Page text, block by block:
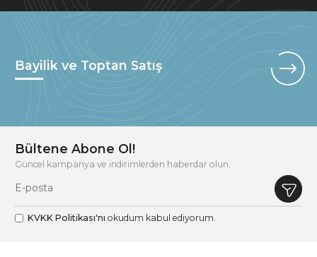
Bayilik ve Toptan Satış
Bültene Abone Ol!
Güncel kampanya ve indirimlerden haberdar olun.
KVKK Politikası'nı okudum kabul ediyorum.